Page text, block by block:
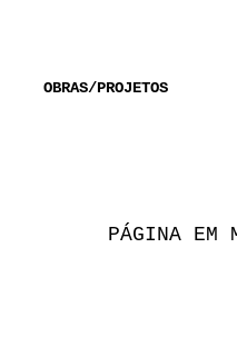
PÁGINA EM
OBRAS/PROJETOS